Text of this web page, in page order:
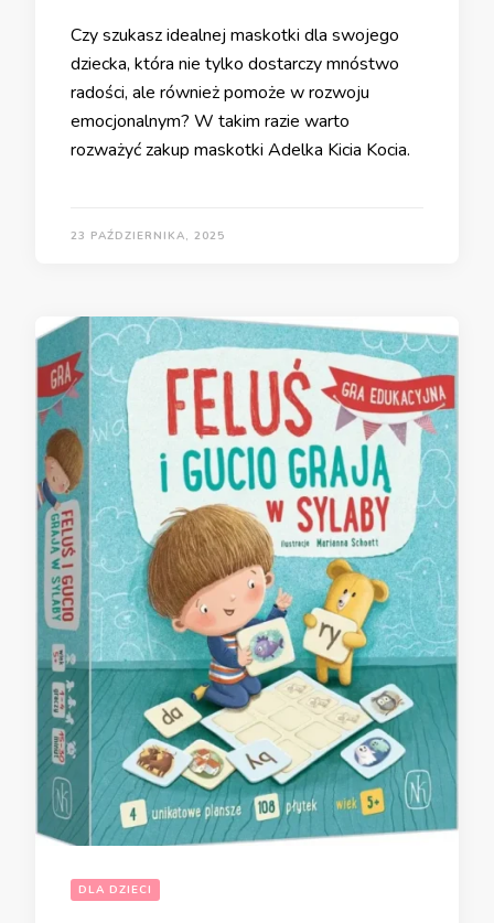
Czy szukasz idealnej maskotki dla swojego
dziecka, która nie tylko dostarczy mnóstwo
radości, ale również pomoże w rozwoju
emocjonalnym? W takim razie warto
rozważyć zakup maskotki Adelka Kicia Kocia.
23 PAŹDZIERNIKA, 2025
DLA DZIECI